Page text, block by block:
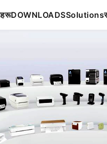
DOWNLOADSSolutions